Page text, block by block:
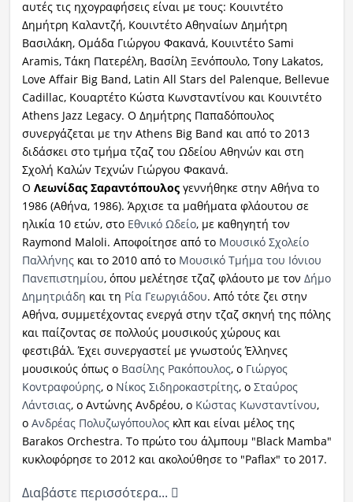
αυτές τις ηχογραφήσεις είναι με τους: Κουιντέτο
Δημήτρη Καλαντζή, Κουιντέτο Αθηναίων Δημήτρη
Βασιλάκη, Ομάδα Γιώργου Φακανά, Κουιντέτο Sami
Aramis, Τάκη Πατερέλη, Βασίλη Ξενόπουλο, Tony Lakatos,
Love Affair Big Band, Latin All Stars del Palenque, Bellevue
Cadillac, Κουαρτέτο Κώστα Κωνσταντίνου και Κουιντέτο
Athens Jazz Legacy. Ο Δημήτρης Παπαδόπουλος
συνεργάζεται με την Athens Big Band και από το 2013
διδάσκει στο τμήμα τζαζ του Ωδείου Αθηνών και στη
Σχολή Καλών Τεχνών Γιώργου Φακανά.
Ο Λεωνίδας Σαραντόπουλοςγεννήθηκε στην Αθήνα το
1986 (Αθήνα, 1986). Άρχισε τα μαθήματα φλάουτου σε
ηλικία 10 ετών, στο Εθνικό Ωδείο, με καθηγητή τον
Raymond Maloli. Αποφοίτησε από το Μουσικό Σχολείο
Παλλήνηςκαι το 2010 από το Μουσικό Τμήμα του Ιόνιου
Πανεπιστημίου, όπου μελέτησε τζαζ φλάουτο με τον Δήμο
Δημητριάδη και τη Ρία Γεωργιάδου. Από τότε ζει στην
Αθήνα, συμμετέχοντας ενεργά στην τζαζ σκηνή της πόλης
και παίζοντας σε πολλούς μουσικούς χώρους και
φεστιβάλ. Έχει συνεργαστεί με γνωστούς Έλληνες
μουσικούς όπως ο Βασίλης Ρακόπουλος, ο Γιώργος
Κοντραφούρης, ο Νίκος Σιδηροκαστρίτης, ο Σταύρος
Λάντσιας, ο Αντώνης Ανδρέου, ο Κώστας Κωνσταντίνου,
ο Ανδρέας Πολυζωγόπουλοςκλπ και είναι μέλος της
Barakos Orchestra. Το πρώτο του άλμπουμ "Black Mamba"
κυκλοφόρησε το 2012 και ακολούθησε το "Paflax" το 2017.
Διαβάστε περισσότερα...